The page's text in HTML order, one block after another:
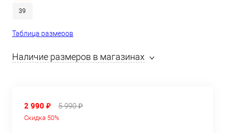
39
Таблица размеров
Наличие размеров в магазинах
2 990 ₽ 5 990 ₽
Скидка 50%